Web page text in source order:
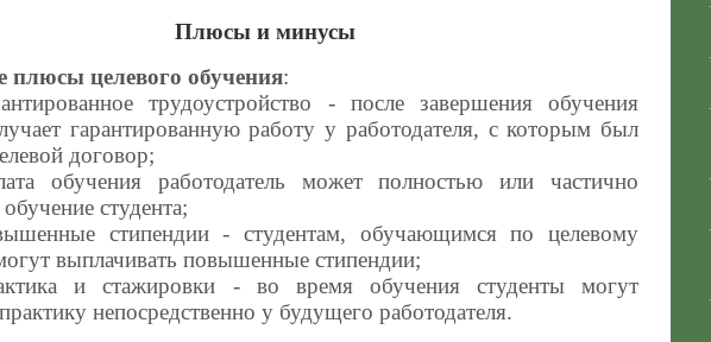
Плюсы и минусы
плюсы целевого обучения:
трудоустройство - после завершения обучения
гарантированную работу у работодателя, с которым был
договор;
обучения работодатель может полностью или частично
студента;
стипендии - студентам, обучающимся по целевому
выплачивать повышенные стипендии;
и стажировки - во время обучения студенты могут
непосредственно у будущего работодателя.